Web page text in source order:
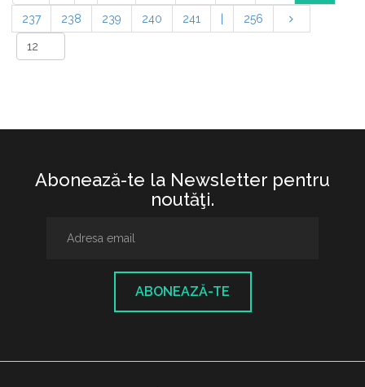
237 238 239 240 241 256
Abonează-te la Newsletter pentru
noutăţi.
ABONEAZĂ-TE